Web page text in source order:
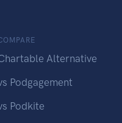
Alternative
Podgagement
Podkite